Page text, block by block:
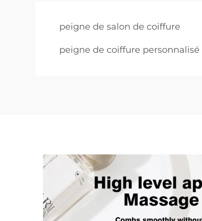
peigne de salon de coiffure
peigne de coiffure personnalisé